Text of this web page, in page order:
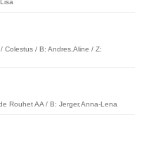
Colestus / B: Andres,Aline / Z:
Rouhet AA / B: Jerger,Anna-Lena